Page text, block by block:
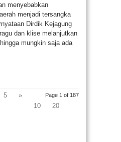
menyebabkan
menjadi tersangka
Dirdik Kejagung
dan klise melanjutkan
mungkin saja ada
Page 1 of 187
5
»
10
20